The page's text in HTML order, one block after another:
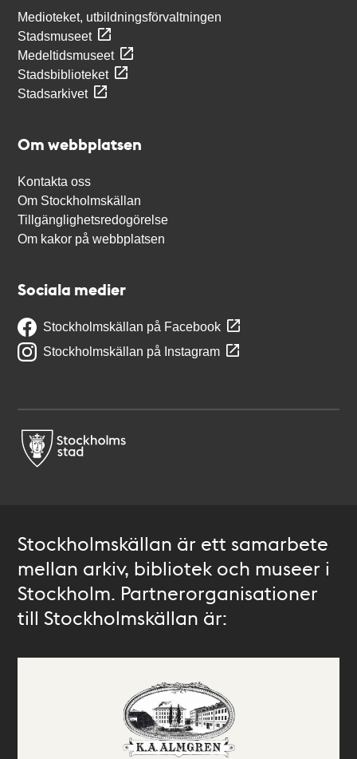
Medioteket, utbildningsförvaltningen
Stadsmuseet
Medeltidsmuseet
Stadsbiblioteket
Stadsarkivet
Om webbplatsen
Kontakta oss
Om Stockholmskällan
Tillgänglighetsredogörelse
Om kakor på webbplatsen
Sociala medier
Stockholmskällan på Facebook
Stockholmskällan på Instagram
Stockholmskällan är ett samarbete
mellan arkiv, bibliotek och museer i
Stockholm. Partnerorganisationer
till Stockholmskällan är: